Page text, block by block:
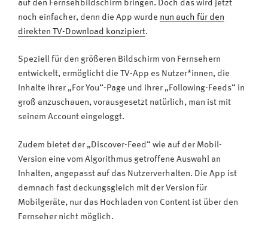
auf den Fernsehbildschirm bringen. Doch das wird jetzt
noch einfacher, denn die App wurde nun auch für den
direkten TV-Download konzipiert.
Speziell für den größeren Bildschirm von Fernsehern
entwickelt, ermöglicht die TV-App es Nutzer*innen, die
Inhalte ihrer „For You“-Page und ihrer „Following-Feeds“ in
groß anzuschauen, vorausgesetzt natürlich, man ist mit
seinem Account eingeloggt.
Zudem bietet der „Discover-Feed“ wie auf der Mobil-
Version eine vom Algorithmus getroffene Auswahl an
Inhalten, angepasst auf das Nutzerverhalten. Die App ist
demnach fast deckungsgleich mit der Version für
Mobilgeräte, nur das Hochladen von Content ist über den
Fernseher nicht möglich.